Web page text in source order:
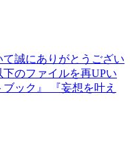
誠にありがとうござい
のファイルを再UPい
ック』 『妄想を叶え